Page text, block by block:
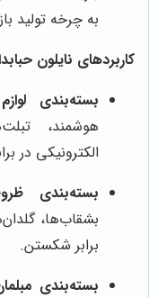
به چرخه تولید
کاربردهای نایلون
بسته‌بندی
هوشمند،
الکترونیکی در
بسته‌بندی
بشقاب‌ها،
برابر شکستن.
بسته‌بندی